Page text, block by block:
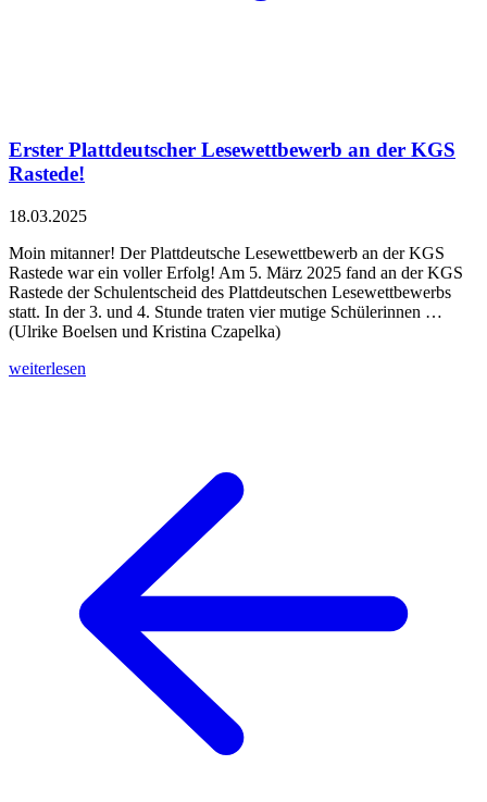
Erster Plattdeutscher Lesewettbewerb an der KGS
Rastede!
18.03.2025
Moin mitanner! Der Plattdeutsche Lesewettbewerb an der KGS
Rastede war ein voller Erfolg! Am 5. März 2025 fand an der KGS
Rastede der Schulentscheid des Plattdeutschen Lesewettbewerbs
statt. In der 3. und 4. Stunde traten vier mutige Schülerinnen …
(Ulrike Boelsen und Kristina Czapelka)
weiterlesen